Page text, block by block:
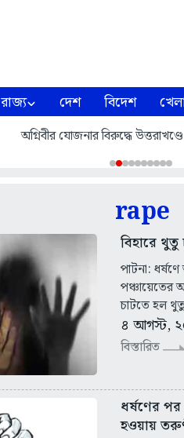
রাজ্য দেশ বিদেশ খেলা
অগ্নিবীর যোজনার বিরুদ্ধে
rape
বিহারে থুতু
পাটনা:
পঞ্চায়েতের
চাটতে হল
৪ আগস্ট,
বিস্তারিত
ধর্ষণের
হওয়ায়